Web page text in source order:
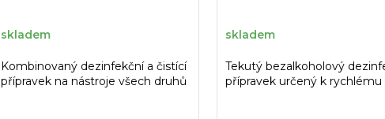
skladem
Kombinovaný dezinfekční a čistící
přípravek na nástroje všech druhů
skladem
Tekutý bezalkoholový
přípravek určený k rychlému